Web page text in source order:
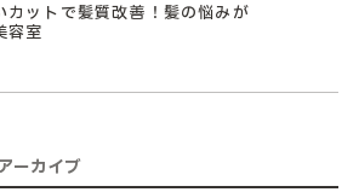
カットで髪質改善！髪の悩みが
容室
ーカイブ